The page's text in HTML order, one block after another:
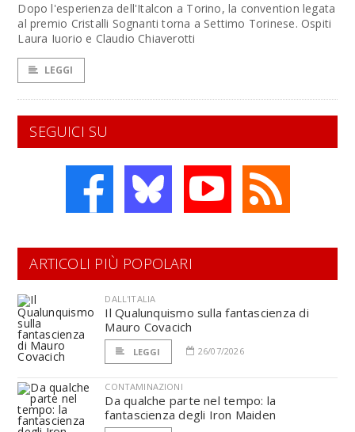
Dopo l'esperienza dell'Italcon a Torino, la convention legata
al premio Cristalli Sognanti torna a Settimo Torinese. Ospiti
Laura Iuorio e Claudio Chiaverotti
LEGGI
SEGUICI SU
ARTICOLI PIÙ POPOLARI
DALL'ITALIA
Il Qualunquismo sulla fantascienza di
Mauro Covacich
LEGGI 26/07/2026
CONTAMINAZIONI
Da qualche parte nel tempo: la
fantascienza degli Iron Maiden